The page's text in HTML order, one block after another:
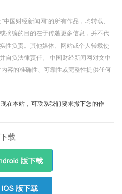
中国财经新闻网"的所有作品，均转载、
摘编的目的在于传递更多信息，并不代
性负责。其他媒体、网站或个人转载使
自负法律责任。 中国财经新闻网对文中
容的准确性、可靠性或完整性提供任何
在本站，可联系我们要求撤下您的作
载